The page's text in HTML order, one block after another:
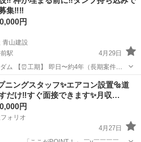
囲で仕事をしています。 年齢50歳以
集‼️‼️
円
青山建設
駅
4月29日
案件）
：7:00〜19:00（休憩1時間） 👉 ¥42,000
憩1時間） 👉 ¥52,000...
ル前駅 土木
ニングスタッフ✨エアコン設置🔩道
だけ‼️すぐ面接できます✨月収…
円
ォリオ
4月27日